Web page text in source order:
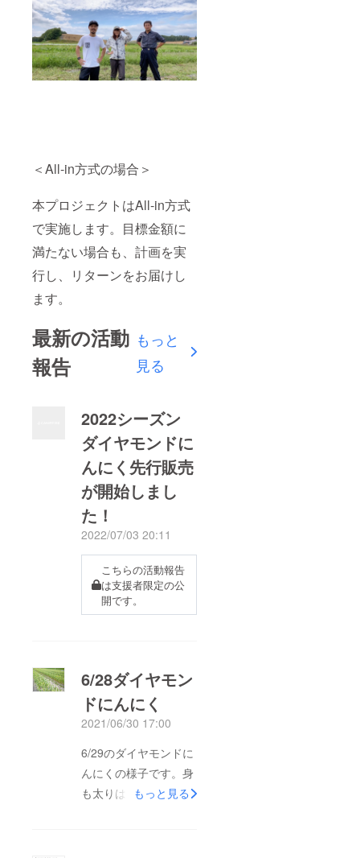
＜All-in方式の場合＞
本プロジェクトはAll-in方式
で実施します。目標金額に
満たない場合も、計画を実
行し、リターンをお届けし
ます。
最新の活動
報告
もっと
見る
2022シーズン
ダイヤモンドに
んにく先行販売
が開始しまし
た！
2022/07/03 20:11
こちらの活動報告
は支援者限定の公
開です。
6/28ダイヤモン
ドにんにく
2021/06/30 17:00
6/29のダイヤモンドに
んにくの様子です。身
も太りはじめ、青々し
もっと見る